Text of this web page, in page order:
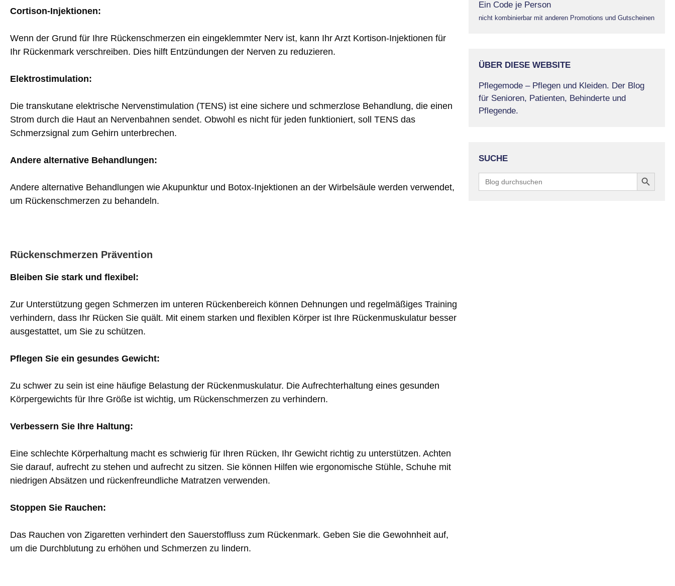
Cortison-Injektionen:
Wenn der Grund für Ihre Rückenschmerzen ein eingeklemmter Nerv ist, kann Ihr Arzt Kortison-Injektionen für
Ihr Rückenmark verschreiben. Dies hilft Entzündungen der Nerven zu reduzieren.
Elektrostimulation:
Die transkutane elektrische Nervenstimulation (TENS) ist eine sichere und schmerzlose Behandlung, die einen
Strom durch die Haut an Nervenbahnen sendet. Obwohl es nicht für jeden funktioniert, soll TENS das
Schmerzsignal zum Gehirn unterbrechen.
Andere alternative Behandlungen:
Andere alternative Behandlungen wie Akupunktur und Botox-Injektionen an der Wirbelsäule werden verwendet,
um Rückenschmerzen zu behandeln.
Rückenschmerzen Prävention
Bleiben Sie stark und flexibel:
Zur Unterstützung gegen Schmerzen im unteren Rückenbereich können Dehnungen und regelmäßiges Training
verhindern, dass Ihr Rücken Sie quält. Mit einem starken und flexiblen Körper ist Ihre Rückenmuskulatur besser
ausgestattet, um Sie zu schützen.
Pflegen Sie ein gesundes Gewicht:
Zu schwer zu sein ist eine häufige Belastung der Rückenmuskulatur. Die Aufrechterhaltung eines gesunden
Körpergewichts für Ihre Größe ist wichtig, um Rückenschmerzen zu verhindern.
Verbessern Sie Ihre Haltung:
Eine schlechte Körperhaltung macht es schwierig für Ihren Rücken, Ihr Gewicht richtig zu unterstützen. Achten
Sie darauf, aufrecht zu stehen und aufrecht zu sitzen. Sie können Hilfen wie ergonomische Stühle, Schuhe mit
niedrigen Absätzen und rückenfreundliche Matratzen verwenden.
Stoppen Sie Rauchen:
Das Rauchen von Zigaretten verhindert den Sauerstoffluss zum Rückenmark. Geben Sie die Gewohnheit auf,
um die Durchblutung zu erhöhen und Schmerzen zu lindern.
Ein Code je Person
nicht kombinierbar mit anderen Promotions und Gutscheinen
ÜBER DIESE WEBSITE
Pflegemode – Pflegen und Kleiden. Der Blog
für Senioren, Patienten, Behinderte und
Pflegende.
SUCHE
Search
for:
Search Button